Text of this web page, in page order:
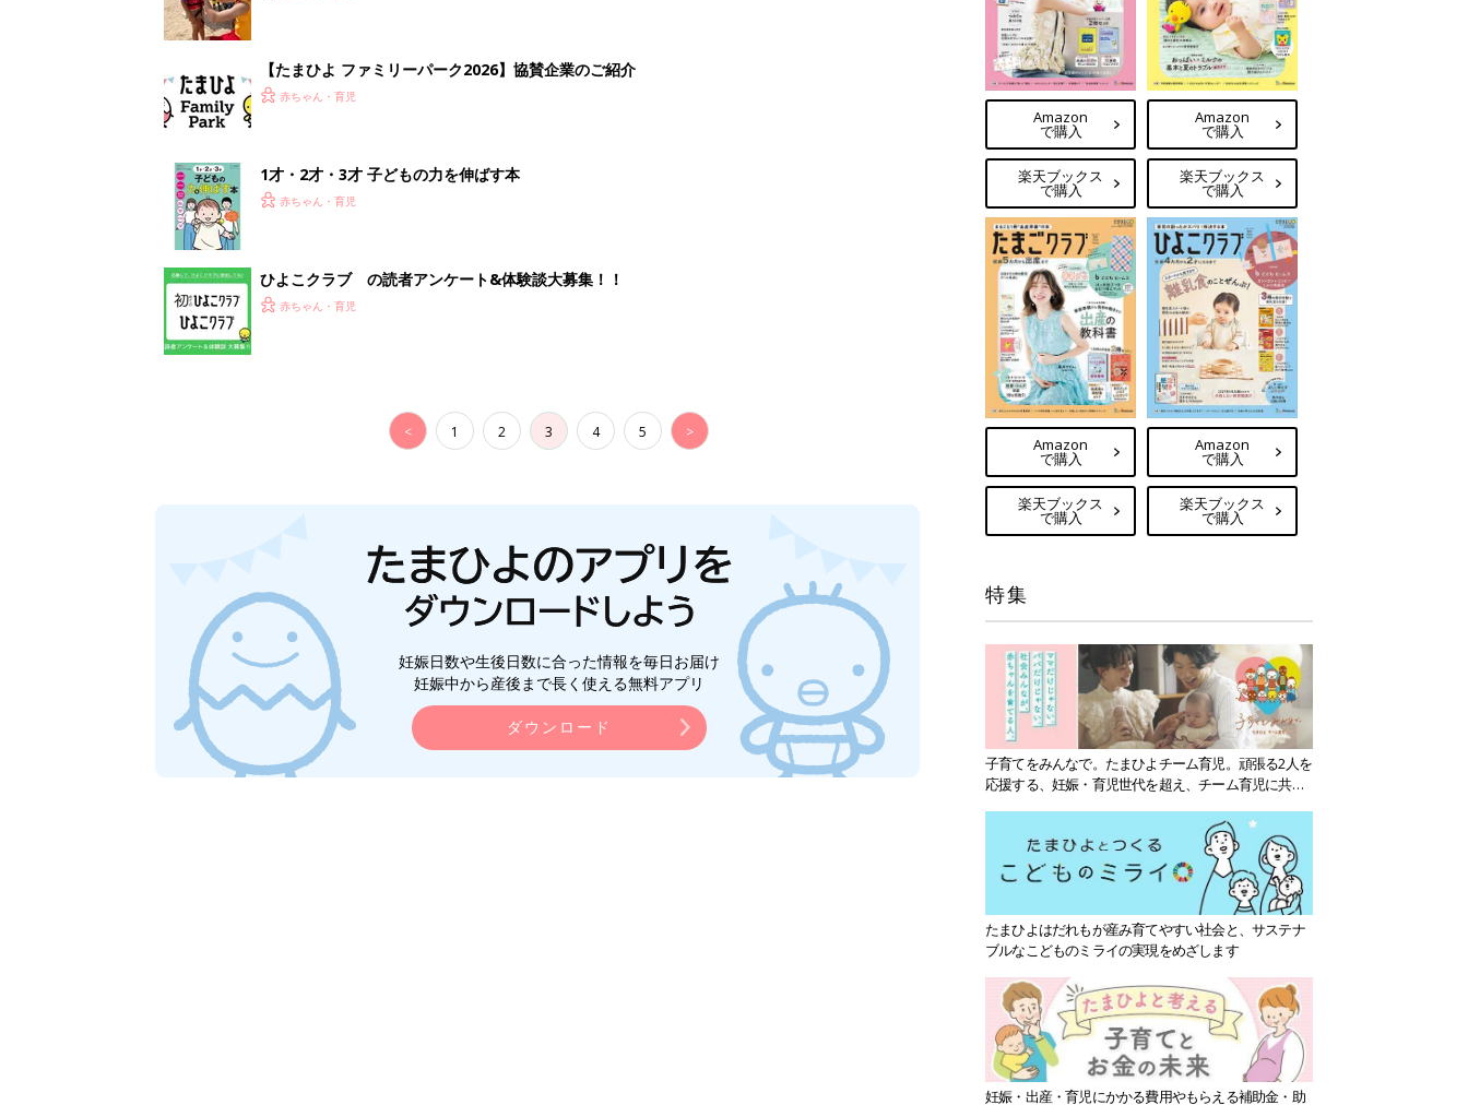
【たまひよ ファミリーパーク2026】協賛企業のご紹介
赤ちゃん・育児
1才・2才・3才 子どもの力を伸ばす本
赤ちゃん・育児
ひよこクラブ の読者アンケート&体験談大募集！！
赤ちゃん・育児
< 1 2 3 4 5 >
妊娠日数や生後日数に合った情報を毎日お届け
妊娠中から産後まで長く使える無料アプリ
ダウンロード
Amazon
で購入
楽天ブックス
で購入
Amazon
で購入
楽天ブックス
で購入
Amazon
で購入
楽天ブックス
で購入
Amazon
で購入
楽天ブックス
で購入
特集
子育てをみんなで。たまひよチーム育児。頑張る2人を
応援する、妊娠・育児世代を超え、チーム育児に共感
たまひよはだれもが産み育てやすい社会と、サステナ
ブルなこどものミライの実現をめざします
妊娠・出産・育児にかかる費用やもらえる補助金・助